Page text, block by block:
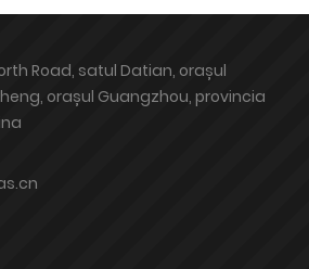
Road, satul Datian, orașul
orașul Guangzhou, provincia